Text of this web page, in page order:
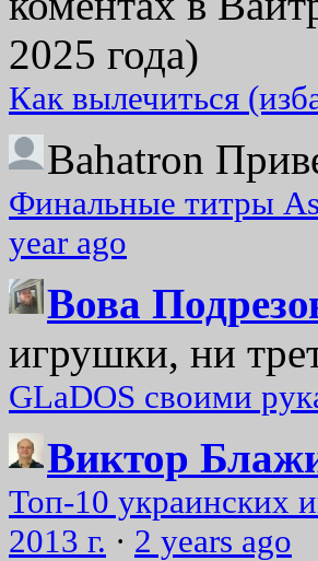
2025 года)
Как вылечиться
Bahatron
Финальные титры
year ago
Вова
игрушки, ни
GLaDOS своими
Виктор
Топ-10 украинских
2013 г. · 2 years ago